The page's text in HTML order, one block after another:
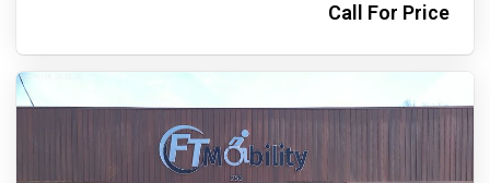
Call For Price